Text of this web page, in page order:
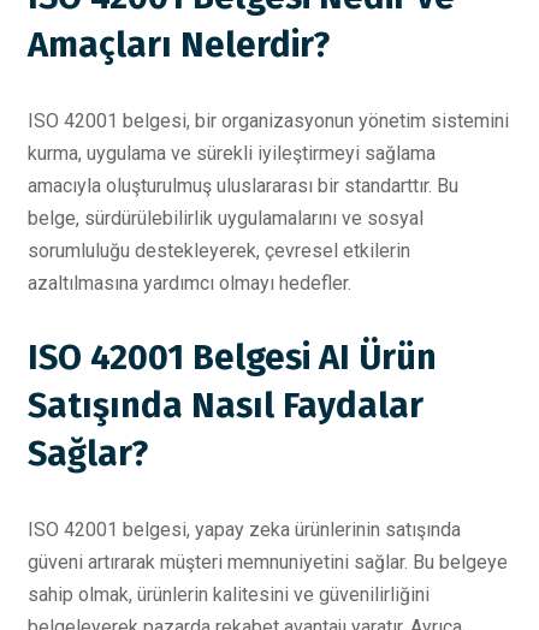
Amaçları Nelerdir?
ISO 42001 belgesi, bir organizasyonun yönetim sistemini
kurma, uygulama ve sürekli iyileştirmeyi sağlama
amacıyla oluşturulmuş uluslararası bir standarttır. Bu
belge, sürdürülebilirlik uygulamalarını ve sosyal
sorumluluğu destekleyerek, çevresel etkilerin
azaltılmasına yardımcı olmayı hedefler.
ISO 42001 Belgesi AI Ürün
Satışında Nasıl Faydalar
Sağlar?
ISO 42001 belgesi, yapay zeka ürünlerinin satışında
güveni artırarak müşteri memnuniyetini sağlar. Bu belgeye
sahip olmak, ürünlerin kalitesini ve güvenilirliğini